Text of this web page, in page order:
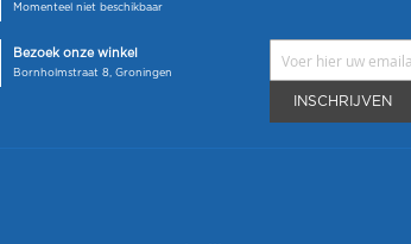
Momenteel niet beschikbaar
Bezoek onze winkel
Bornholmstraat 8, Groningen
INSCHRIJVEN